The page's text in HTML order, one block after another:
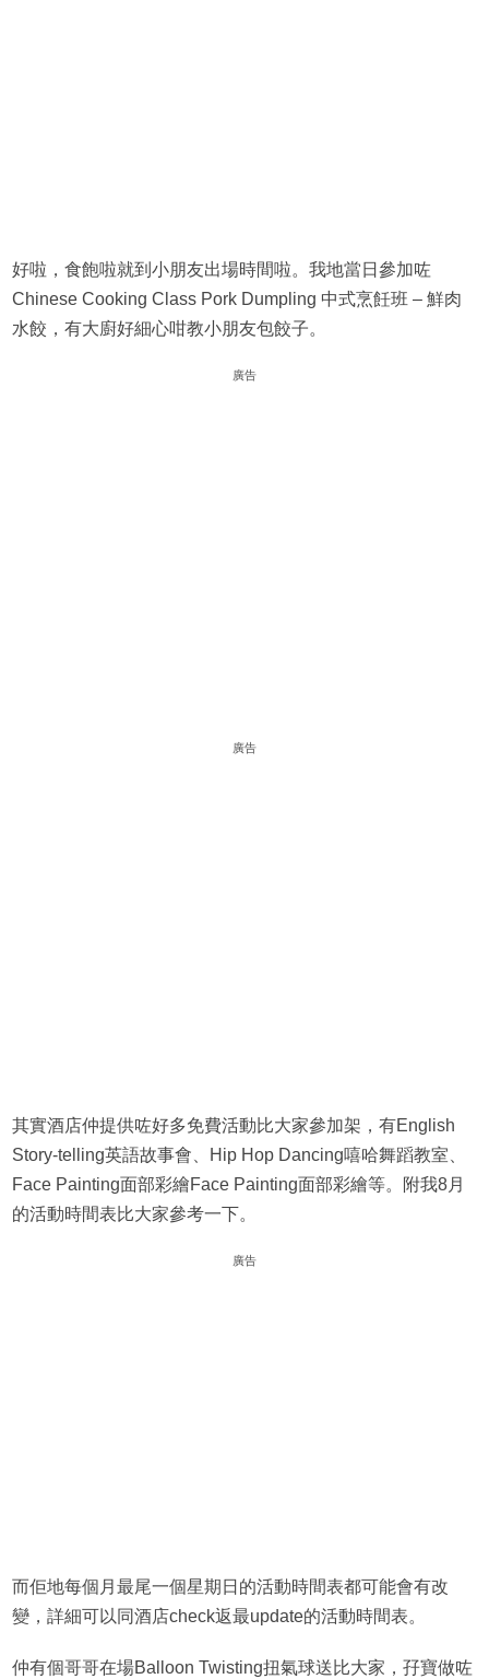
好啦，食飽啦就到小朋友出場時間啦。我地當日參加咗
Chinese Cooking Class Pork Dumpling 中式烹飪班 – 鮮肉
水餃，有大廚好細心咁教小朋友包餃子。
廣告
廣告
其實酒店仲提供咗好多免費活動比大家參加架，有English
Story-telling英語故事會、Hip Hop Dancing嘻哈舞蹈教室、
Face Painting面部彩繪Face Painting面部彩繪等。附我8月
的活動時間表比大家參考一下。
廣告
而佢地每個月最尾一個星期日的活動時間表都可能會有改
變，詳細可以同酒店check返最update的活動時間表。
仲有個哥哥在場Balloon Twisting扭氣球送比大家，孖寶做咗